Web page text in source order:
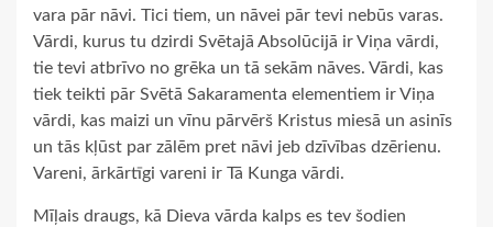
vara pār nāvi. Tici tiem, un nāvei pār tevi nebūs varas.
Vārdi, kurus tu dzirdi Svētajā Absolūcijā ir Viņa vārdi,
tie tevi atbrīvo no grēka un tā sekām nāves. Vārdi, kas
tiek teikti pār Svētā Sakaramenta elementiem ir Viņa
vārdi, kas maizi un vīnu pārvērš Kristus miesā un asinīs
un tās kļūst par zālēm pret nāvi jeb dzīvības dzērienu.
Vareni, ārkārtīgi vareni ir Tā Kunga vārdi.
Mīļais draugs, kā Dieva vārda kalps es tev šodien